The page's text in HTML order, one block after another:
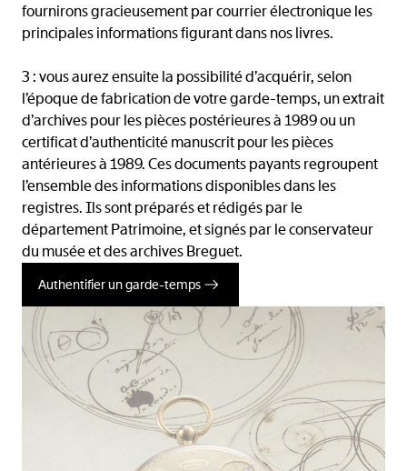
fournirons gracieusement par courrier électronique les
principales informations figurant dans nos livres.
3 : vous aurez ensuite la possibilité d’acquérir, selon
l’époque de fabrication de votre garde-temps, un extrait
d’archives pour les pièces postérieures à 1989 ou un
certificat d’authenticité manuscrit pour les pièces
antérieures à 1989. Ces documents payants regroupent
l’ensemble des informations disponibles dans les
registres. Ils sont préparés et rédigés par le
département Patrimoine, et signés par le conservateur
du musée et des archives Breguet.
Authentifier un garde-temps